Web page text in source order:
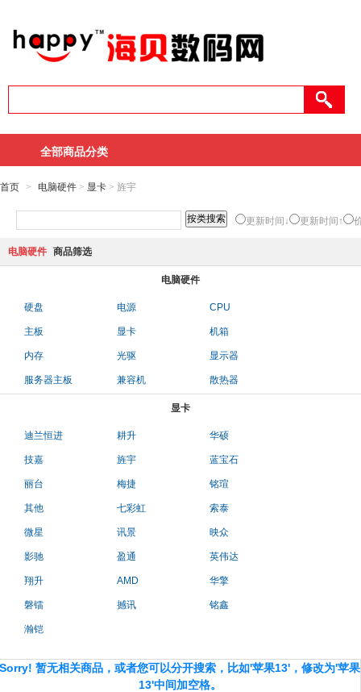
全部商品分类
首页 > 电脑硬件 > 显卡 > 旌宇
更新时间↓ 更新时间↑
电脑硬件 商品筛选
电脑硬件
硬盘 电源 CPU
主板 显卡 机箱
内存 光驱 显示器
服务器主板 兼容机 散热器
显卡
迪兰恒进 耕升 华硕
技嘉 旌宇 蓝宝石
丽台 梅捷 铭瑄
其他 七彩虹 索泰
微星 讯景 映众
影驰 盈通 英伟达
翔升 AMD 华擎
磐镭 撼讯 铭鑫
瀚铠
Sorry! 暂无相关商品，或者您可以分开搜索，比如'苹果13'，修改为'苹果
13'中间加空格。